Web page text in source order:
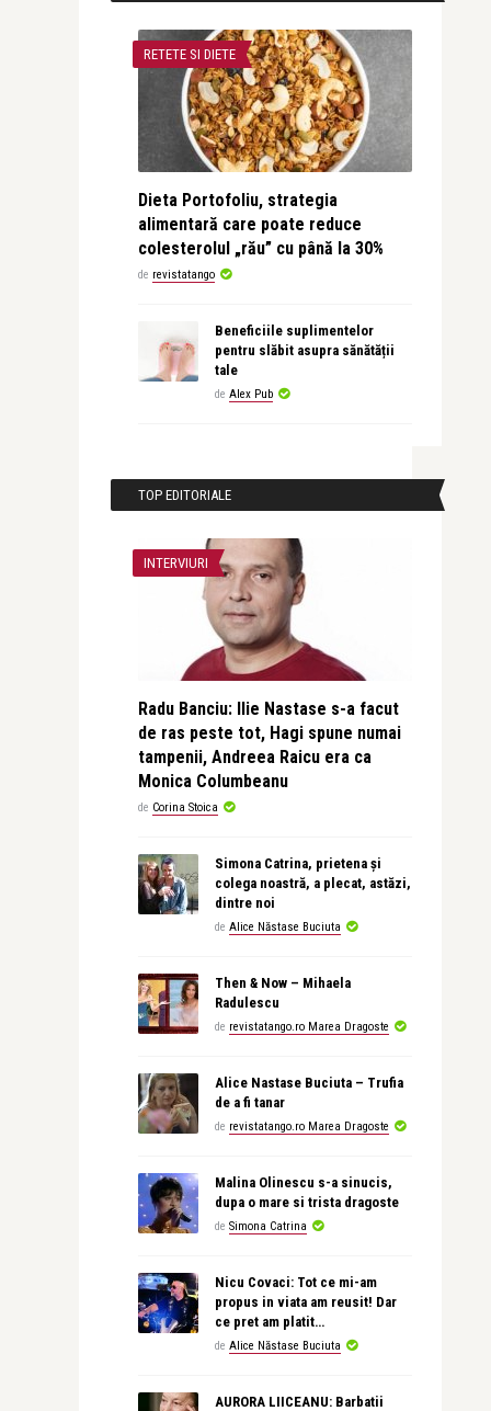
RETETE SI DIETE
Dieta Portofoliu, strategia
alimentară care poate reduce
colesterolul „rău” cu până la 30%
de revistatango
Beneficiile suplimentelor
pentru slăbit asupra sănătății
tale
de Alex Pub
TOP EDITORIALE
INTERVIURI
Radu Banciu: Ilie Nastase s-a facut
de ras peste tot, Hagi spune numai
tampenii, Andreea Raicu era ca
Monica Columbeanu
de Corina Stoica
Simona Catrina, prietena și
colega noastră, a plecat, astăzi,
dintre noi
de Alice Năstase Buciuta
Then & Now – Mihaela
Radulescu
de revistatango.ro Marea Dragoste
Alice Nastase Buciuta – Trufia
de a fi tanar
de revistatango.ro Marea Dragoste
Malina Olinescu s-a sinucis,
dupa o mare si trista dragoste
de Simona Catrina
Nicu Covaci: Tot ce mi-am
propus in viata am reusit! Dar
ce pret am platit…
de Alice Năstase Buciuta
AURORA LIICEANU: Barbatii